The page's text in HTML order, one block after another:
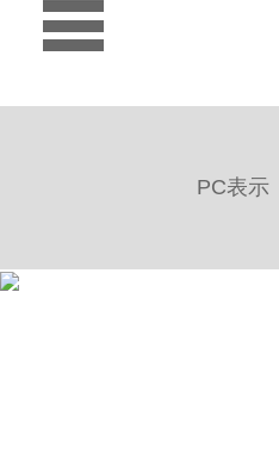
PC表示